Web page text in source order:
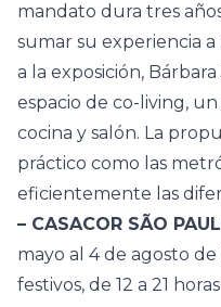
mandato dura tres
sumar su experiencia a
a la exposición,
espacio de co-living,
cocina y salón. La
práctico como las
eficientemente las
– CASACOR SÃO
mayo al 4 de agosto de
festivos, de 12 a 21 horas